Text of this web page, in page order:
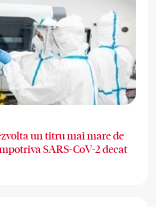
un titru mai mare de
SARS-CoV-2 decat